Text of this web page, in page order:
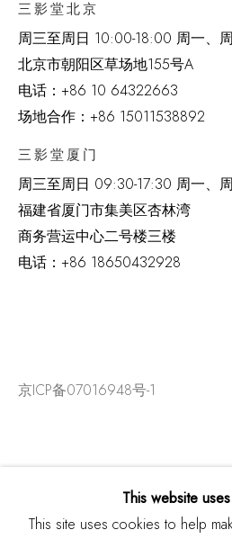
三影堂北京
周三至周日 10:00-18:00 周一、
北京市朝阳区草场地155号A
电话： +86 10 64322663
场地合作：+86 15011538892
三影堂厦门
周三至周日 09:30-17:30 周一、
福建省厦门市集美区杏林湾
商务营运中心二号楼三楼
电话： +86 18650432928
京ICP备07016948号-1
This website
This site uses cookies to help